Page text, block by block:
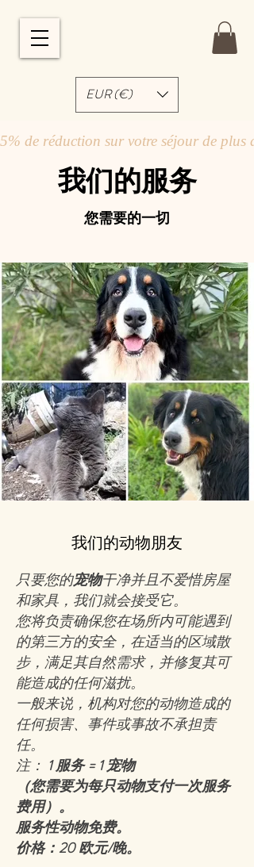
EUR (€)
5% de réduction sur votre séjour de plus
我们的服务
您需要的一切
我们的动物朋友
只要您的宠物干净并且不爱惜房屋
和家具，我们就会接受它。
您将负责确保您在场所内可能遇到
的第三方的安全，在适当的区域散
步，满足其自然需求，并修复其可
能造成的任何滋扰。
一般来说，机构对您的动物造成的
任何损害、事件或事故不承担责
任。
注： 1 服务 = 1 宠物
（您需要为每只动物支付一次服务
费用）。
服务性动物免费。
价格：20 欧元/晚。